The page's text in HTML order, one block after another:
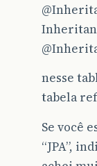
nesse
tabela
Se você
“JPA”,